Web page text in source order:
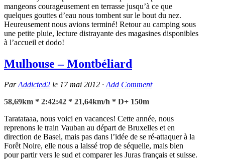
mangeons courageusement en terrasse jusqu’à ce que
quelques gouttes d’eau nous tombent sur le bout du nez.
Heureusement nous avions terminé! Retour au camping sous
une petite pluie, lecture distrayante des magasines disponibles
à l’accueil et dodo!
Mulhouse – Montbéliard
ParAddicted2 le 17 mai 2012 ·Add Comment
58,69km * 2:42:42 * 21,64km/h * D+ 150m
Taratataaa, nous voici en vacances! Cette année, nous
reprenons le train Vauban au départ de Bruxelles et en
direction de Basel, mais pas dans l’idée de se ré-attaquer à la
Forêt Noire, elle nous a laissé trop de séquelle, mais bien
pour partir vers le sud et comparer les Juras français et suisse.